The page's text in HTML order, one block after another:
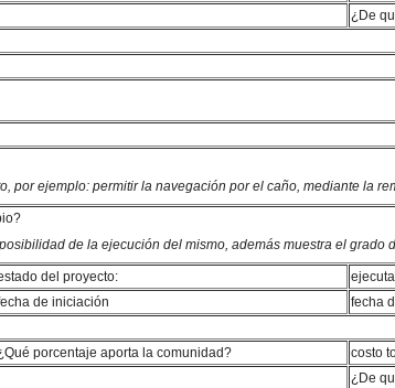
¿De
por ejemplo: permitir la navegación por el caño, mediante la
de la ejecución del mismo, además muestra el grado
del proyecto:
de iniciación
fecha
porcentaje aporta la comunidad?
costo
¿De